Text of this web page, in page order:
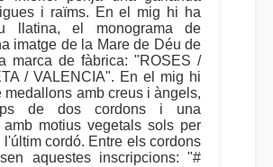
i raïms. En el mig hi ha
llatina, el monograma de
imatge de la Mare de Déu de
marca de fàbrica: "ROSES /
/ VALENCIA". En el mig hi
medallons amb creus i àngels,
de dos cordons i una
amb motius vegetals sols per
cordó. Entre els cordons
aquestes inscripcions: "#